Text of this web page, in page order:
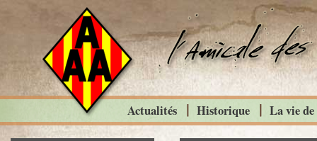
Actualités Historique La vie